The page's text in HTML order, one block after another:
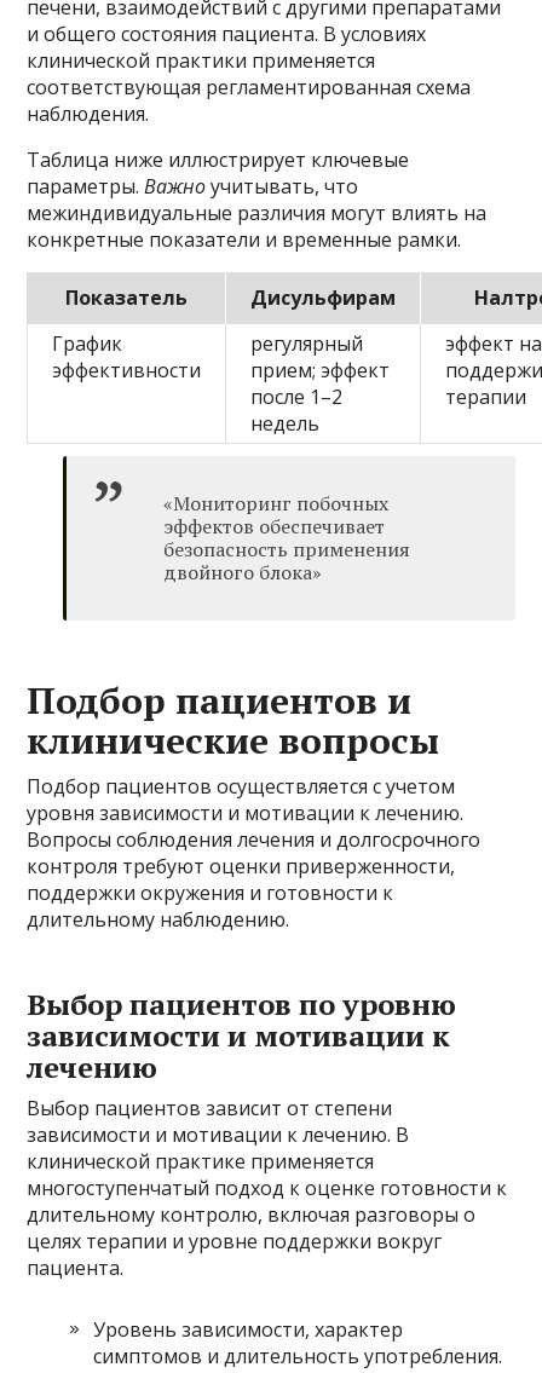
печени, взаимодействий с другими препаратами
и общего состояния пациента. В условиях
клинической практики применяется
соответствующая регламентированная схема
наблюдения.
Таблица ниже иллюстрирует ключевые
параметры.Важноучитывать, что
межиндивидуальные различия могут влиять на
конкретные показатели и временные рамки.
Показатель Дисульфирам
График
эффективности
регулярный
прием; эффект
после 1–2
недель
эффект
терапии
«Мониторинг побочных
эффектов обеспечивает
безопасность применения
двойного блока»
Подбор пациентов и
клинические вопросы
Подбор пациентов осуществляется с учетом
уровня зависимости и мотивации к лечению.
Вопросы соблюдения лечения и долгосрочного
контроля требуют оценки приверженности,
поддержки окружения и готовности к
длительному наблюдению.
Выбор пациентов по уровню
зависимости и мотивации к
лечению
Выбор пациентов зависит от степени
зависимости и мотивации к лечению. В
клинической практике применяется
многоступенчатый подход к оценке готовности к
длительному контролю, включая разговоры о
целях терапии и уровне поддержки вокруг
пациента.
Уровень зависимости, характер
симптомов и длительность употребления.